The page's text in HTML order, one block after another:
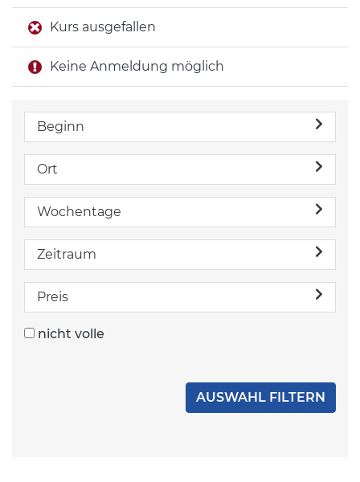
Kurs ausgefallen
Keine Anmeldung möglich
Beginn
Ort
Wochentage
Zeitraum
Preis
nicht volle